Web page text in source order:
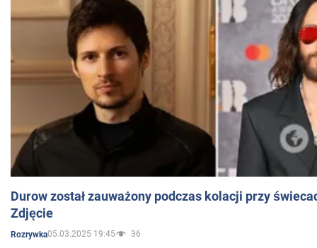
Durow został zauważony podczas kolacji przy
Zdjęcie
Rozrywka05.03.2025 19:45 36